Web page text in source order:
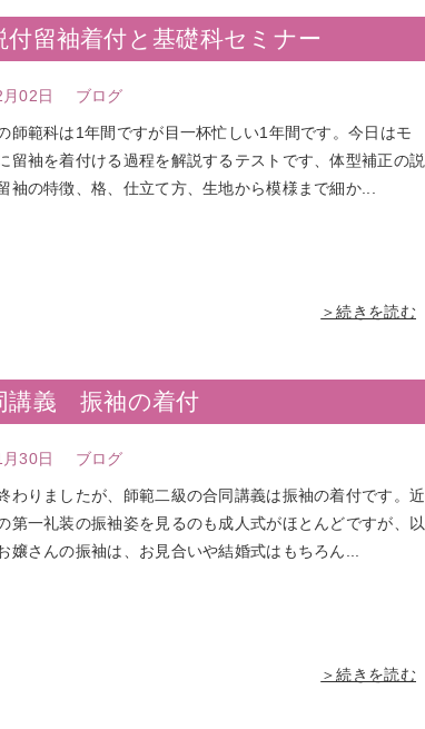
留袖着付と基礎科セミナー
02日 ブログ
師範科は1年間ですが目一杯忙しい1年間です。今日はモ
留袖を着付ける過程を解説するテストです、体型補正の説
袖の特徴、格、仕立て方、生地から模様まで細か...
＞続きを読む
講義 振袖の着付
30日 ブログ
わりましたが、師範二級の合同講義は振袖の着付です。近
第一礼装の振袖姿を見るのも成人式がほとんどですが、以
嬢さんの振袖は、お見合いや結婚式はもちろん...
＞続きを読む